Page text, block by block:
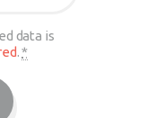
data is
.*